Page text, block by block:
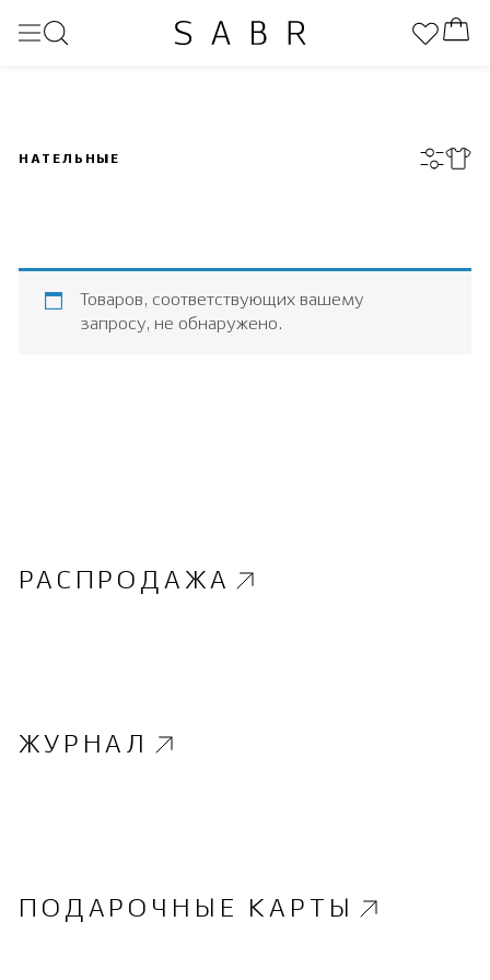
НАТЕЛЬНЫЕ
Товаров, соответствующих вашему
запросу, не обнаружено.
РАСПРОДАЖА
ЖУРНАЛ
ПОДАРОЧНЫЕ КАРТЫ